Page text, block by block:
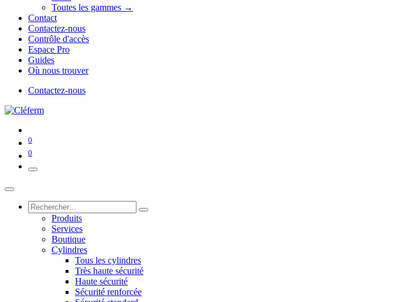
Toutes les gammes →
Contact
Contactez-nous
Contrôle d'accès
Espace Pro
Guides
Où nous trouver
Contactez-nous
0
0
Produits
Services
Boutique
Cylindres
Tous les cylindres
Très haute sécurité
Haute sécurité
Sécurité renforcée